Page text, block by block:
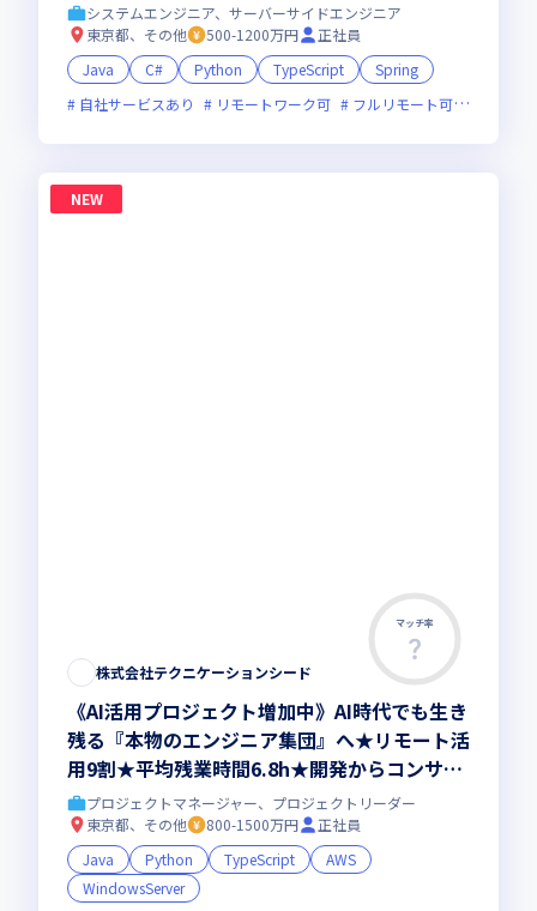
システムエンジニア、サーバーサイドエンジニア
東京都、その他
500-1200万円
正社員
Java
C# Python TypeScript
Spring
自社サービスあり
リモートワーク可 フルリモート可
NEW
マッチ率
株式会社テクニケーションシード
《AI活用プロジェクト増加中》AI時代でも生き
残る『本物のエンジニア集団』へ★リモート活
用9割★平均残業時間6.8h★開発からコンサル
領域まで、一気通貫でキャリアを作りたいあな
たにオススメの環境です！
プロジェクトマネージャー、プロジェクトリーダー
東京都、その他
800-1500万円
正社員
Java
Python TypeScript
AWS
WindowsServer